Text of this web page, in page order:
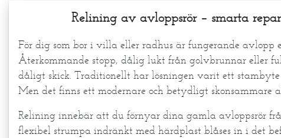
Relining av avloppsrör – smarta
För dig som bor i villa eller radhus är fungerande
Återkommande stopp, dålig lukt från golvbrunnar eller
dåligt skick. Traditionellt har lösningen varit ett
Men det finns ett modernare och betydligt skonsammare
Relining innebär att du förnyar dina gamla avloppsrör
flexibel strumpa indränkt med härdplast blåses in i det